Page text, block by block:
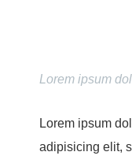
Lorem ipsum
Lorem ipsum
adipisicing elit,